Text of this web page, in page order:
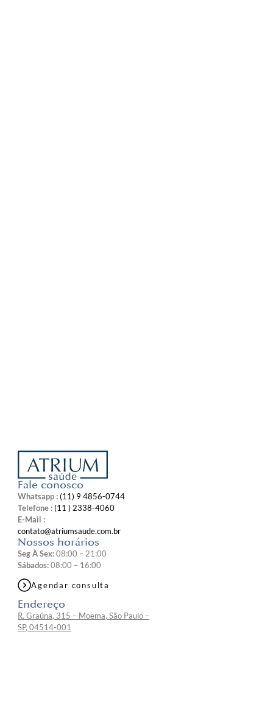
Fale conosco
Whatsapp :(11) 9 4856-0744
Telefone :(11 ) 2338-4060
E-Mail :
contato@atriumsaude.com.br
Nossos horários
Seg À Sex:08:00 – 21:00
Sábados:08:00 – 16:00
Agendar consulta
Endereço
R. Graúna, 315 – Moema, São Paulo –
SP, 04514-001